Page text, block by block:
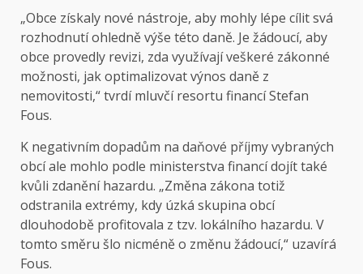
„Obce získaly nové nástroje, aby mohly lépe cílit svá
rozhodnutí ohledně výše této daně. Je žádoucí, aby
obce provedly revizi, zda využívají veškeré zákonné
možnosti, jak optimalizovat výnos daně z
nemovitosti,“ tvrdí mluvčí resortu financí Stefan
Fous.
K negativním dopadům na daňové příjmy vybraných
obcí ale mohlo podle ministerstva financí dojít také
kvůli zdanění hazardu. „Změna zákona totiž
odstranila extrémy, kdy úzká skupina obcí
dlouhodobě profitovala z tzv. lokálního hazardu. V
tomto směru šlo nicméně o změnu žádoucí,“ uzavírá
Fous.